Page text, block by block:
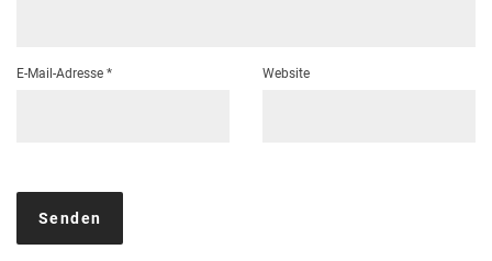
E-Mail-Adresse * Website